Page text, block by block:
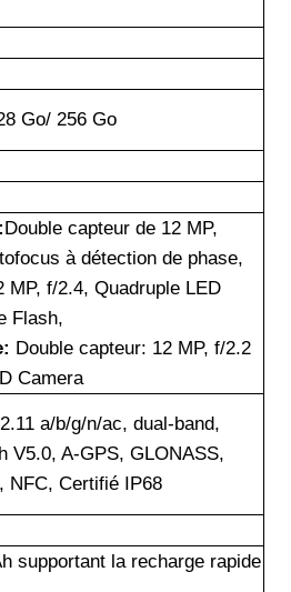
Go/ 256 Go
Double capteur de 12 MP,
à détection de phase,
MP, f/2.4, Quadruple LED
Flash,
Double capteur: 12 MP, f/2.2
Camera
a/b/g/n/ac, dual-band,
V5.0, A-GPS, GLONASS,
NFC, Certifié IP68
supportant la recharge rapide